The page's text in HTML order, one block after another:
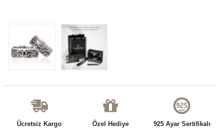
Ücretsiz Kargo
Özel Hediye
925 Ayar Sertifikalı